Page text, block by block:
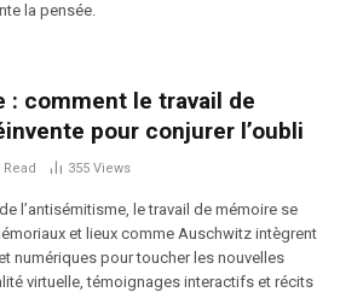
la pensée.
: comment le travail de
pour conjurer l’oubli
355 Views
l’antisémitisme, le travail de mémoire se
et lieux comme Auschwitz intègrent
numériques pour toucher les nouvelles
virtuelle, témoignages interactifs et récits